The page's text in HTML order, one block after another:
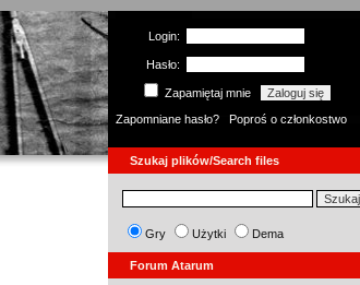
Login:
Hasło:
Zapamiętaj mnie
Zapomniane hasło?
Poproś o członkostwo
Szukaj plików/Search files
Gry Użytki Dema
Forum Atarum